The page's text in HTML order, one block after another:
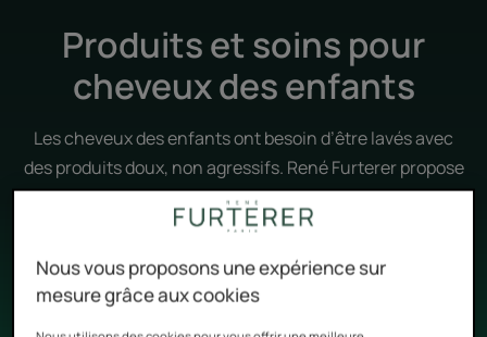
Produits et soins pour
cheveux des enfants
Les cheveux des enfants ont besoin d’être lavés avec
des produits doux, non agressifs. René Furterer propose
une sélection de produits capillaires sans silicone, aux
actifs naturels, conçus pour prendre soin de la
chevelure des enfants.
Nous vous proposons une expérience sur
mesure grâce aux cookies